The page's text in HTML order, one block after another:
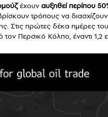
έχουναυξηθεί περίπου
τρόπους να
Στις πρώτες δέκα ημέρες
Περσικό Κόλπο, έναντι 1,2